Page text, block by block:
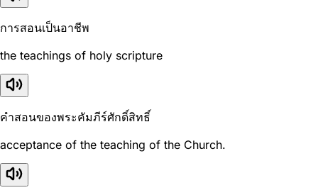
การสอนเป็นอาชีพ
the teachings of holy scripture
คำสอนของพระคัมภีร์ศักดิ์สิทธิ์
acceptance of the teaching of the Church.